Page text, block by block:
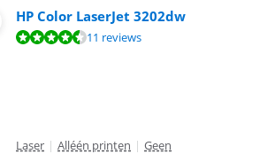
HP Color LaserJet 3202dw
10, gebaseerd op 11 reviews.
11 reviews
Laser | Alléén printen | Geen